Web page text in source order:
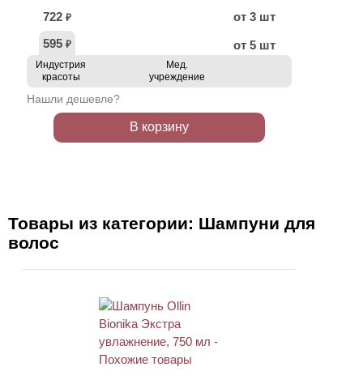
722 ₽
от 3 шт
595 ₽ от 5 шт
Индустрия
красоты
Мед.
учреждение
Нашли дешевле?
В корзину
Товары из категории: Шампуни для
волос